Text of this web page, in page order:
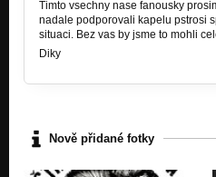
Timto vsechny nase fanousky
nadale podporovali kapelu pstrosi
situaci. Bez vas by jsme to mohli
Diky
Nově přidané fotky